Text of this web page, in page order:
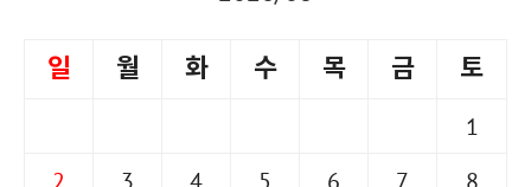
일 월 화 수 목 금 토
1
2
3 4 5 6 7 8